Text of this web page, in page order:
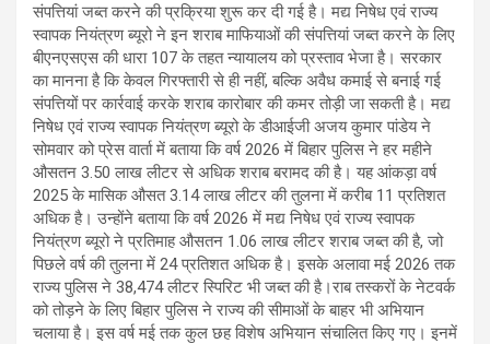
संपत्तियां जब्त करने की प्रक्रिया शुरू कर दी गई है। मद्य निषेध एवं राज्य
स्वापक नियंत्रण ब्यूरो ने इन शराब माफियाओं की संपत्तियां जब्त करने के लिए
बीएनएसएस की धारा 107 के तहत न्यायालय को प्रस्ताव भेजा है। सरकार
का मानना है कि केवल गिरफ्तारी से ही नहीं, बल्कि अवैध कमाई से बनाई गई
संपत्तियों पर कार्रवाई करके शराब कारोबार की कमर तोड़ी जा सकती है। मद्य
निषेध एवं राज्य स्वापक नियंत्रण ब्यूरो के डीआईजी अजय कुमार पांडेय ने
सोमवार को प्रेस वार्ता में बताया कि वर्ष 2026 में बिहार पुलिस ने हर महीने
औसतन 3.50 लाख लीटर से अधिक शराब बरामद की है। यह आंकड़ा वर्ष
2025 के मासिक औसत 3.14 लाख लीटर की तुलना में करीब 11 प्रतिशत
अधिक है। उन्होंने बताया कि वर्ष 2026 में मद्य निषेध एवं राज्य स्वापक
नियंत्रण ब्यूरो ने प्रतिमाह औसतन 1.06 लाख लीटर शराब जब्त की है, जो
पिछले वर्ष की तुलना में 24 प्रतिशत अधिक है। इसके अलावा मई 2026 तक
राज्य पुलिस ने 38,474 लीटर स्पिरिट भी जब्त की है।राब तस्करों के नेटवर्क
को तोड़ने के लिए बिहार पुलिस ने राज्य की सीमाओं के बाहर भी अभियान
चलाया है। इस वर्ष मई तक कुल छह विशेष अभियान संचालित किए गए। इनमें